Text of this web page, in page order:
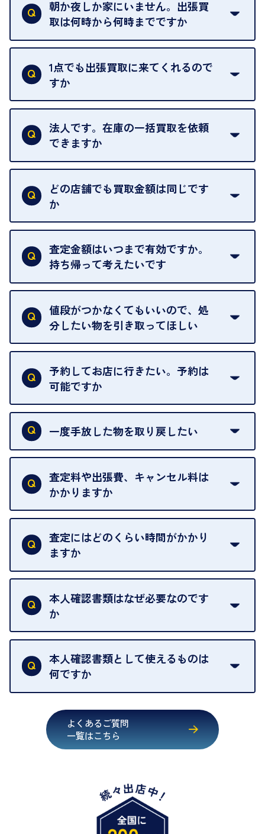
えられるためです。
朝か夜しか家にいません。出張買
取は何時から何時までですか
ご訪問可能時間は、10時から19時です。
ただし、お品物の種類や量によっては対応させてい
ただくことがあります。
1点でも出張買取に来てくれるので
すか
はい。1点でもお伺いします。
法人です。在庫の一括買取を依頼
できますか
はい。喜んで承ります。出張買取をご利用くださ
い。
ご指定の場所にお伺いします。
どの店舗でも買取金額は同じです
か
はい。全店舗一律です。
ただし、中古市場は日々変動するため、査定した日
によって査定額が変わることはございます。
査定金額はいつまで有効ですか。
持ち帰って考えたいです
査定額は当日限り有効です。
中古市場が日々変動するため、翌日には査定額が変
わることがございます。
値段がつかなくてもいいので、処
分したい物を引き取ってほしい
再販不可能な物は、場合によってはお断りすること
がございます。ご了承ください。
予約してお店に行きたい。予約は
可能ですか
申し訳ありませんが、現在はご来店の予約は承って
おりません。
を整えておりますので、お好きな時にお越しくださ
い。
お急ぎの場合はスタッフに一言お声がけください。
可能な限り、迅速に対応させていただきます。
一度手放した物を取り戻したい
当店は質店ではありませんので、買い取ったお品物
は基本的に販売へと回されます。買い戻しはできま
せんので、ご了承ください。
グオフが可能です。
契約破棄という形で、お品物をお戻しすることがで
きます。
売却当日を含む8日間のうちに、お気軽にお申し出
出張買取のお品物は、8日間保管しております。
査定料や出張費、キャンセル料は
かかりますか
一切いただいておりません。査定金額にご納得いた
だけない場合は、その場でお断りいただいても問題
ございません。お気軽にご相談ください。
査定にはどのくらい時間がかかり
ますか
お品物の内容や点数によって異なりますが、店頭買
取の場合は1点あたり数分程度が目安です。大量の
お品物の場合は、お時間をいただくことがございま
本人確認書類はなぜ必要なのです
か
買取店は古物営業法により、お客様のご本人確認を
行うことが義務付けられています。安心してお取引
いただくためにも、ご協力をお願いいたします。
本人確認書類として使えるものは
何ですか
・健康保険証確認書
・マイナンバーカード
・在留カード
・旧パスポート
※原則として「公的機関が発行し、氏名、住所、生
よくあるご質問
一覧はこちら